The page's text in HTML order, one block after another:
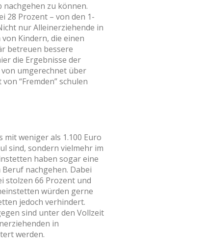
nachgehen zu können.
28 Prozent – von den 1-
nur Alleinerziehende in
Kindern, die einen
betreuen bessere
die Ergebnisse der
umgerechnet über
“Fremden” schulen
weniger als 1.100 Euro
sind, sondern vielmehr im
haben sogar eine
nachgehen. Dabei
stolzen 66 Prozent und
würden gerne
jedoch verhindert.
sind unter den Vollzeit
in
werden.